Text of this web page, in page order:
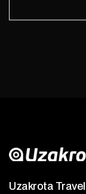
Uzakrota